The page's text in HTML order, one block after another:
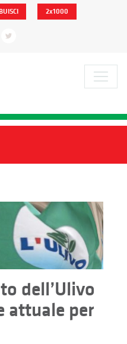
2x1000
dell’Ulivo
attuale per